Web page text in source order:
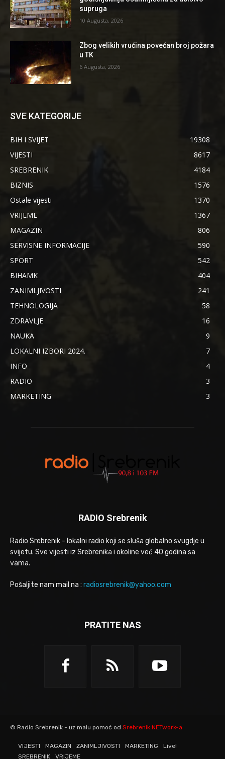
supruga
10 Augusta, 2026
Zbog velikih vrućina povećan broj požara
u TK
6 Augusta, 2026
SVE KATEGORIJE
BIH I SVIJET
19308
VIJESTI
8617
SREBRENIK
4184
BIZNIS
1576
Ostale vijesti
1370
VRIJEME
1367
MAGAZIN
806
SERVISNE INFORMACIJE
590
SPORT
542
BIHAMK
404
ZANIMLJIVOSTI
241
TEHNOLOGIJA
58
ZDRAVLJE
16
NAUKA
9
LOKALNI IZBORI 2024.
7
INFO
4
RADIO
3
MARKETING
3
RADIO Srebrenik
Radio Srebrenik - lokalni radio koji se sluša globalno svugdje u
svijetu. Sve vijesti iz Srebrenika i okoline već 40 godina sa
vama.
Pošaljite nam mail na : radiosrebrenik@yahoo.com
PRATITE NAS
© Radio Srebrenik - uz malu pomoć od Srebrenik.NETwork-a
VIJESTI MAGAZIN ZANIMLJIVOSTI MARKETING
Live!
SREBRENIK
VRIJEME